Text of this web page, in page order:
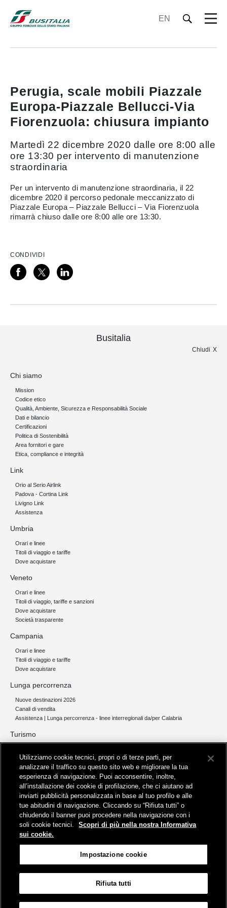
EN
Perugia, scale mobili Piazzale
Europa-Piazzale Bellucci-Via
Fiorenzuola: chiusura impianto
Martedì 22 dicembre 2020 dalle ore 8:00 alle
ore 13:30 per intervento di manutenzione
straordinaria
Per un intervento di manutenzione straordinaria, il 22
dicembre 2020 il percorso pedonale meccanizzato di
Piazzale Europa – Piazzale Bellucci – Via Fiorenzuola
rimarrà chiuso dalle ore 8:00 alle ore 13:30.
CONDIVIDI
Busitalia
Chiudi
Chi siamo
Mission
Codice etico
Qualità, Ambiente, Sicurezza e Responsabilità Sociale
Dati e bilancio
Certificazioni
Politica di Sostenibilità
Area fornitori e gare
Etica, compliance e integrità
Link
Orio al Serio Airlink
Padova - Cortina Link
Livigno Link
Assistenza
Umbria
Orari e linee
Titoli di viaggio e tariffe
Dove acquistare
Veneto
Orari e linee
Titoli di viaggio, tariffe e sanzioni
Dove acquistare
Società trasparente
Campania
Orari e linee
Titoli di viaggio e tariffe
Dove acquistare
Lunga percorrenza
Nuove destinazioni 2026
Canali di vendita
Assistenza | Lunga percorrenza - linee interregionali da/per Calabria
Turismo
Servizi per aeroporti
Servizi di noleggio con conducente
Servizio di navigazione sul Lago Trasimeno
News e comunicati stampa
Comunicati stampa
Busitalia – Sita Nord
, Gruppo FS Italiane, è attiva nei servizi di
trasporto locale in Italia ed all'estero, che gestisce direttamente o
attraverso società controllate.
Viale Fratelli Rosselli, 80 - 50123 Firenze
Utilizziamo cookie tecnici, propri o di terze parti, per
analizzare il traffico su questo sito web e migliorare la tua
esperienza di navigazione. Puoi acconsentire, inoltre,
all’installazione dei cookie di profilazione, che ci aiutano ad
inviarti pubblicità personalizzata in base al tuo profilo e alle
tue abitudini di navigazione. Cliccando su “Rifiuta tutti” o
chiudendo il banner puoi procedere nella navigazione con i
soli cookie tecnici.
Scopri di più nella nostra Informativa
sui cookie.
Impostazione cookie
Rifiuta tutti